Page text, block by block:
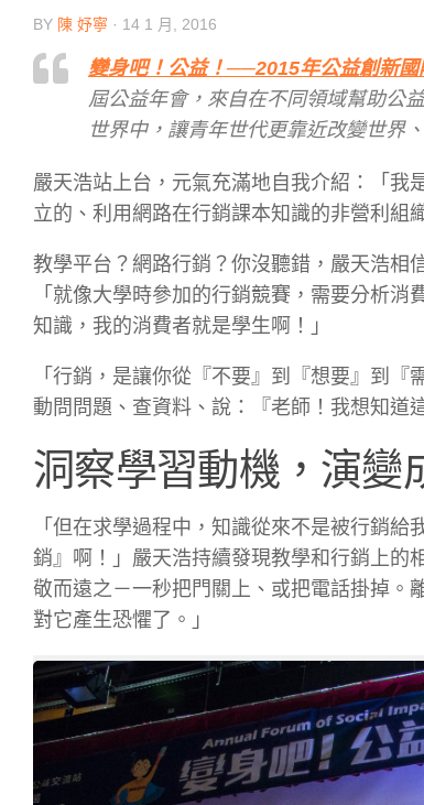
BY 陳 妤寧 · 14 1 月, 2016
變身吧！公益！──2015年公益創新
屆公益年會，來自在不同領域幫助公
世界中，讓青年世代更靠近改變世界
嚴天浩站上台，元氣充滿地自我介紹：「我
立的、利用網路在行銷課本知識的非營利組織
教學平台？網路行銷？你沒聽錯，嚴天浩相
「就像大學時參加的行銷競賽，需要分析
知識，我的消費者就是學生啊！」
「行銷，是讓你從『不要』到『想要』到
動問問題、查資料、說：『老師！我想知道
洞察學習動機，演變
「但在求學過程中，知識從來不是被行銷
銷』啊！」嚴天浩持續發現教學和行銷上的
敬而遠之－一秒把門關上、或把電話掛掉。
對它產生恐懼了。」